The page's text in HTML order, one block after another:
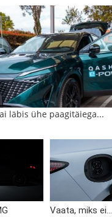
läbis ühe paagitäiega...
Vaata, miks ei...